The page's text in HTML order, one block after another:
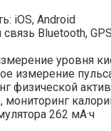
iOS, Android
Bluetooth,
уровня
измерение
физической
мониторинг
262 мА·ч